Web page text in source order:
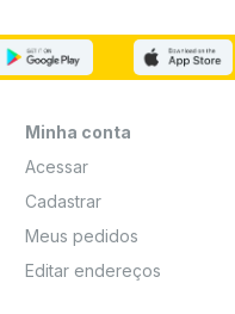
Minha conta
Acessar
Cadastrar
Meus pedidos
Editar endereços